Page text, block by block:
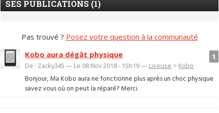
SES PUBLICATIONS (1)
Pas trouvé ? Posez votre question à la communauté
1
Kobo aura dégât physique
De : Zacky345 — Le 08 Nov 2018 - 15h19 — Liseuse > Kobo
Bonjour, Ma Kobo aura ne fonctionne plus après un choc physique
savez vous où on peut la réparé? Merci.